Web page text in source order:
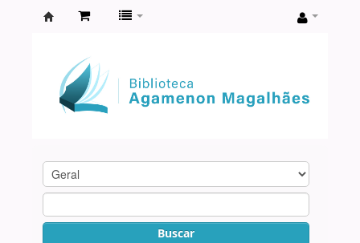
Agamenon
Magalhães
Buscar